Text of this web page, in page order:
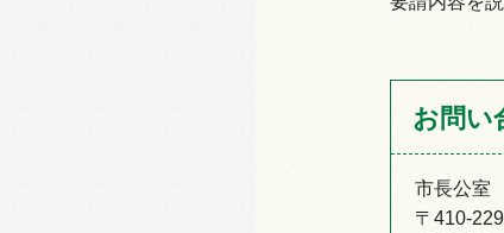
お問い
市長公室
〒410-